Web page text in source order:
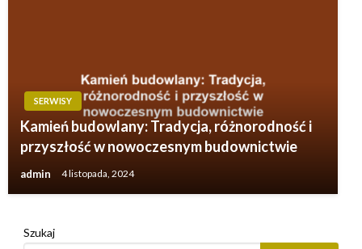
SERWISY
Kamień budowlany: Tradycja, różnorodność i
przyszłość w nowoczesnym budownictwie
admin 4 listopada, 2024
Szukaj